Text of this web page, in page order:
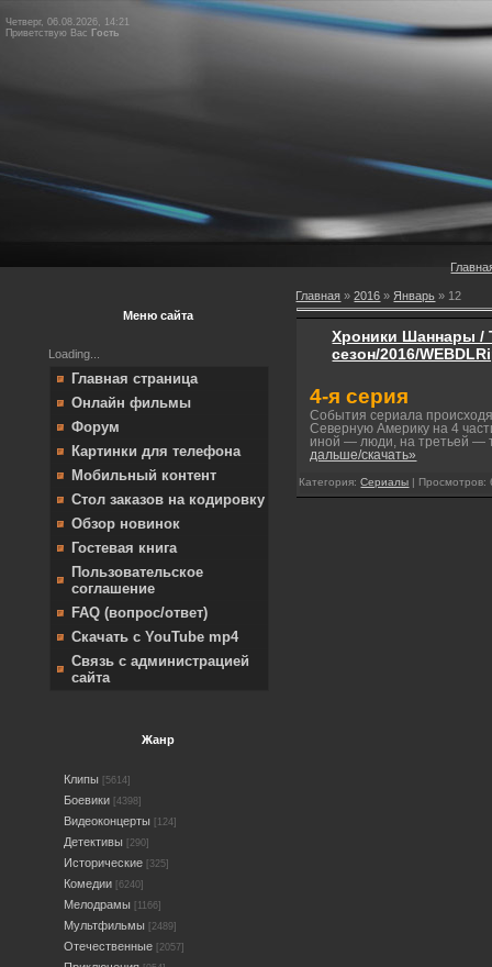
Четверг, 06.08.2026, 14:21
Приветствую Вас Гость
Меню сайта
Loading...
Главная страница
Онлайн фильмы
Форум
Картинки для телефона
Мобильный контент
Стол заказов на кодировку
Обзор новинок
Гостевая книга
Пользовательское
соглашение
FAQ (вопрос/ответ)
Скачать с YouTube mp4
Связь с администрацией
сайта
Жанр
Клипы [5614]
Боевики [4398]
Видеоконцерты [124]
Детективы [290]
Исторические [325]
Комедии [6240]
Мелодрамы [1166]
Мультфильмы [2489]
Отечественные [2057]
Главная »2016 » Январь » 12
Хроники Шаннары /
сезон/2016/
4-я серия
События сериала
Северную Америку на 4
иной — люди, на третьей —
дальше/скачать»
Категория:Сериалы |